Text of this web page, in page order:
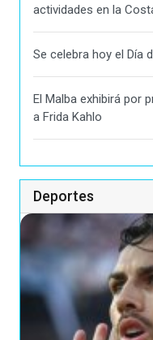
actividades en la
Se celebra hoy el Día
El Malba exhibirá por
a Frida Kahlo
Deportes